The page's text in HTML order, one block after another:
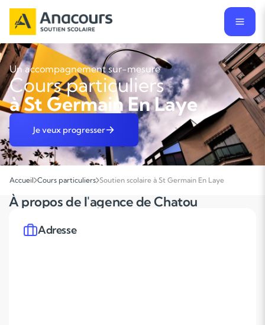
Un accompagnement sur-mesure
Cours particuliers
à St Germain En Laye
Je veux progresser
Accueil Cours particuliers Soutien scolaire à St Germain En Laye
À propos de l'agence de Chatou
Adresse